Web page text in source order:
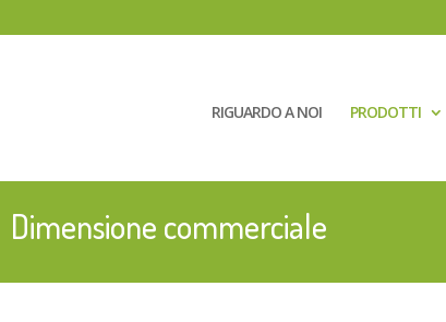
RIGUARDO A NOI PRODOTTI
Dimensione commerciale